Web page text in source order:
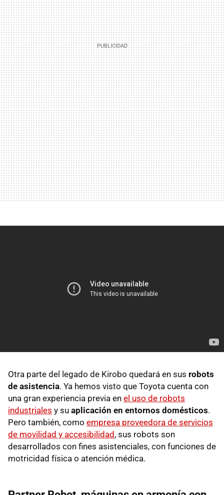
Otra parte del legado de Kirobo quedará en sus robots
de asistencia. Ya hemos visto que Toyota cuenta con
una gran experiencia previa en el uso de robots
industriales y su aplicación en entornos domésticos.
Pero también, como empresa proveedora de servicios
de movilidad y accesibilidad , sus robots son
desarrollados con fines asistenciales, con funciones de
motricidad física o atención médica.